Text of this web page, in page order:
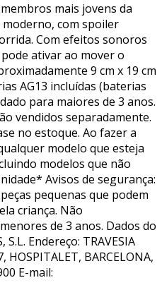
mais jovens da
com spoiler
Com efeitos sonoros
ativar ao mover o
9 cm x 19 cm
AG13 incluídas (baterias
para maiores de 3 anos.
vendidos separadamente.
no estoque. Ao fazer a
modelo que esteja
modelos que não
Avisos de segurança:
peças pequenas que podem
criança. Não
de 3 anos. Dados do
Endereço: TRAVESIA
HOSPITALET, BARCELONA,
E-mail: